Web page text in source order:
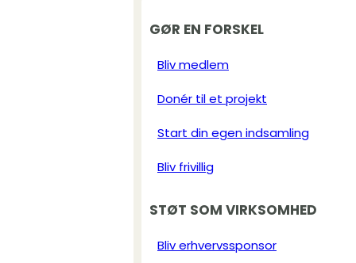
GØR EN FORSKEL
Bliv medlem
Donér til et projekt
Start din egen indsamling
Bliv frivillig
STØT SOM VIRKSOMHED
Bliv erhvervssponsor